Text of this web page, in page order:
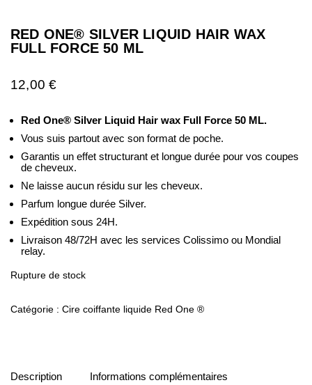
RED ONE® SILVER LIQUID HAIR WAX
FULL FORCE 50 ML
12,00€
Red One® Silver Liquid Hair wax Full Force 50 ML.
Vous suis partout avec son format de poche.
Garantis un effet structurant et longue durée pour vos coupes
de cheveux.
Ne laisse aucun résidu sur les cheveux.
Parfum longue durée Silver.
Expédition sous 24H.
Livraison 48/72H avec les services Colissimo ou Mondial
relay.
Rupture de stock
Catégorie : Cire coiffante liquide Red One ®
Description Informations complémentaires